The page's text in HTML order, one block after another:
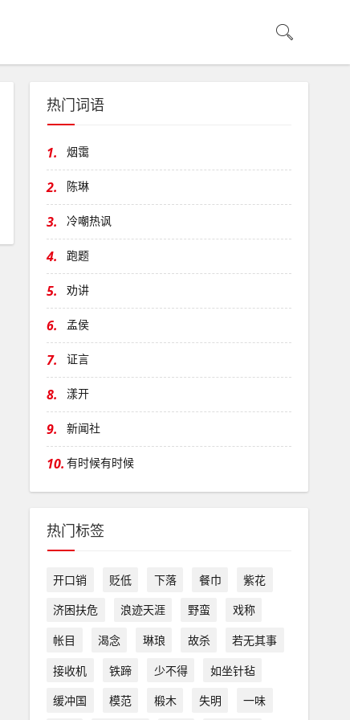
热门词语
1. 烟霭
2. 陈琳
3. 冷嘲热讽
4. 跑题
5. 劝讲
6. 孟侯
7. 证言
8. 漾开
9. 新闻社
10. 有时候有时候
热门标签
开口销 贬低 下落 餐巾
紫花
济困扶危
浪迹天涯 野蛮
戏称
帐目
渴念 琳琅 故杀
若无其事
接收机
铁蹄 少不得
如坐针毡
缓冲国
模范 椴木 失明 一味